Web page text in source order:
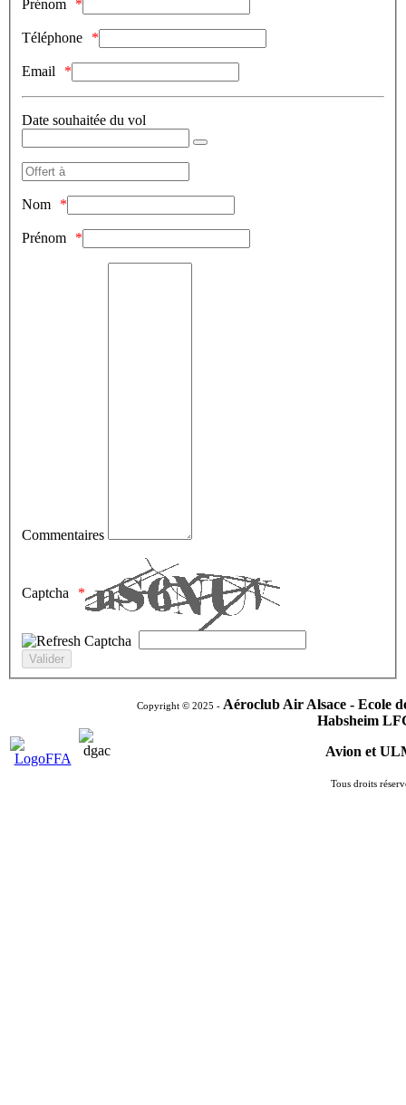
Prénom
Téléphone
Email
Date souhaitée du vol
Nom
Prénom
Commentaires
Captcha
Copyright © 2025 - Aéroclub Air Alsace - Ecole
Habsheim
Avion et
Tous droits